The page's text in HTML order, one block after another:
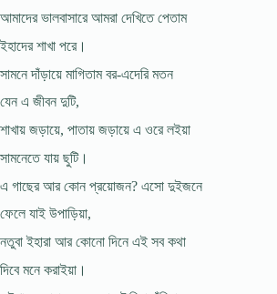
আমাদের ভালবাসারে আমরা দেখিতে পেতাম
ইহাদের শাখা পরে।
সামনে দাঁড়ায়ে মাগিতাম বর-এদেরি মতন
যেন এ জীবন দুটি,
শাখায় জড়ায়ে, পাতায় জড়ায়ে এ ওরে লইয়া
সামনেতে যায় ছুটি।
এ গাছের আর কোন প্রয়োজন? এসো দুইজনে
ফেলে যাই উপাড়িয়া,
নতুবা ইহারা আর কোনো দিনে এই সব কথা
দিবে মনে করাইয়া।